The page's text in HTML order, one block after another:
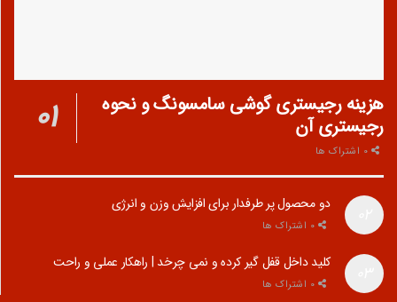
هزینه رجیستری گوشی سامسونگ و نحوه
رجیستری آن
دو محصول پر طرفدار برای افزایش وزن و انرژی
کلید داخل قفل گیر کرده و نمی چرخد | راهکار عملی و راحت